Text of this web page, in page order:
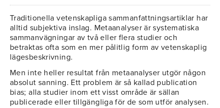
Traditionella vetenskapliga sammanfattningsartiklar har
alltid subjektiva inslag. Metaanalyser är systematiska
sammanvägningar av två eller flera studier och
betraktas ofta som en mer pålitlig form av vetenskaplig
lägesbeskrivning.
Men inte heller resultat från metaanalyser utgör någon
absolut sanning. Ett problem är så kallad publication
bias; alla studier inom ett visst område är sällan
publicerade eller tillgängliga för de som utför analysen.